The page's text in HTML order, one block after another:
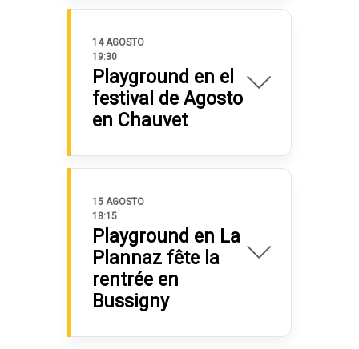
14 AGOSTO
19:30
Playground en el
festival de Agosto
en Chauvet
15 AGOSTO
18:15
Playground en La
Plannaz fête la
rentrée en
Bussigny